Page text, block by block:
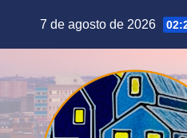
7 de agosto de 2026